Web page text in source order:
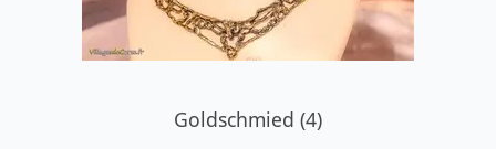
Goldschmied (4)